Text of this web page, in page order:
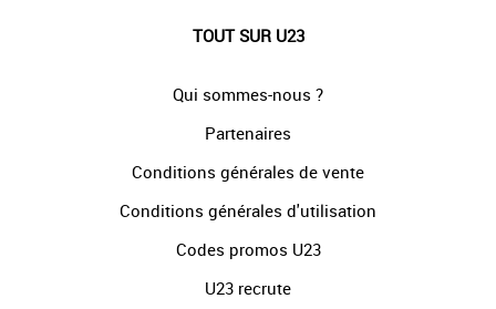
TOUT SUR U23
Qui sommes-nous ?
Partenaires
Conditions générales de vente
Conditions générales d'utilisation
Codes promos U23
U23 recrute